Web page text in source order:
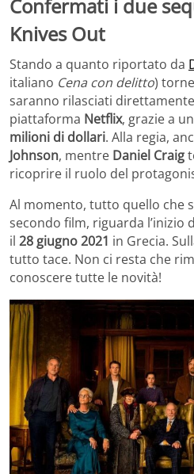
Confermati i due
Knives Out
Stando a quanto riportato da
italiano Cena con delitto)
saranno rilasciati
piattaforma Netflix, grazie a
milioni di dollari. Alla regia,
Johnson, mentre Daniel Craig
ricoprire il ruolo del
Al momento, tutto quello che
secondo film, riguarda l’inizio
il 28 giugno 2021 in Grecia.
tutto tace. Non ci resta che
conoscere tutte le novità!